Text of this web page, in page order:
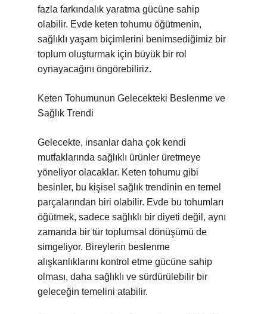
fazla farkındalık yaratma gücüne sahip
olabilir. Evde keten tohumu öğütmenin,
sağlıklı yaşam biçimlerini benimsediğimiz bir
toplum oluşturmak için büyük bir rol
oynayacağını öngörebiliriz.
Keten Tohumunun Gelecekteki Beslenme ve
Sağlık Trendi
Gelecekte, insanlar daha çok kendi
mutfaklarında sağlıklı ürünler üretmeye
yöneliyor olacaklar. Keten tohumu gibi
besinler, bu kişisel sağlık trendinin en temel
parçalarından biri olabilir. Evde bu tohumları
öğütmek, sadece sağlıklı bir diyeti değil, aynı
zamanda bir tür toplumsal dönüşümü de
simgeliyor. Bireylerin beslenme
alışkanlıklarını kontrol etme gücüne sahip
olması, daha sağlıklı ve sürdürülebilir bir
geleceğin temelini atabilir.